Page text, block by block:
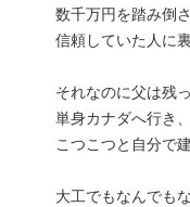
数千万円を踏み倒
信頼していた人に
それなのに父は残
単身カナダへ行き
こつこつと自分で
大工でもなんでも